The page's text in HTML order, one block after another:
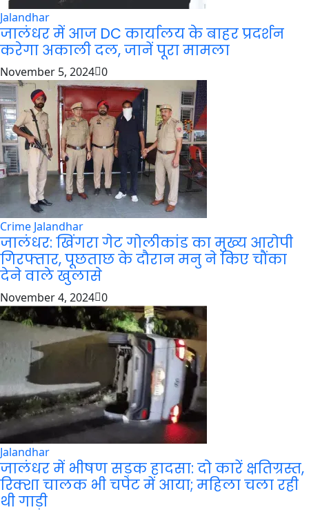
Jalandhar
जालंधर में आज DC कार्यालय के बाहर प्रदर्शन
करेगा अकाली दल, जानें पूरा मामला
November 5, 2024 0
Crime Jalandhar
जालंधर: खिंगरा गेट गोलीकांड का मुख्य आरोपी
गिरफ्तार, पूछताछ के दौरान मनु ने किए चौंका
देने वाले खुलासे
November 4, 2024 0
Jalandhar
जालंधर में भीषण सड़क हादसा: दो कारें क्षतिग्रस्त,
रिक्शा चालक भी चपेट में आया; महिला चला रही
थी गाड़ी